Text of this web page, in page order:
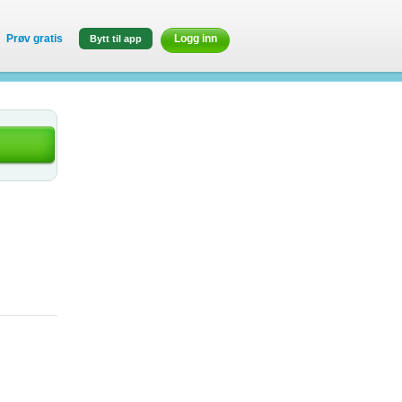
Prøv gratis Bytt til app Logg inn